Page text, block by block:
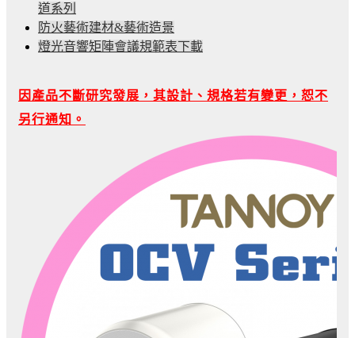
道系列
防火藝術建材&藝術造景
燈光音響矩陣會議規範表下載
因產品不斷研究發展，其設計、規格若有變更，恕不
另行通知。